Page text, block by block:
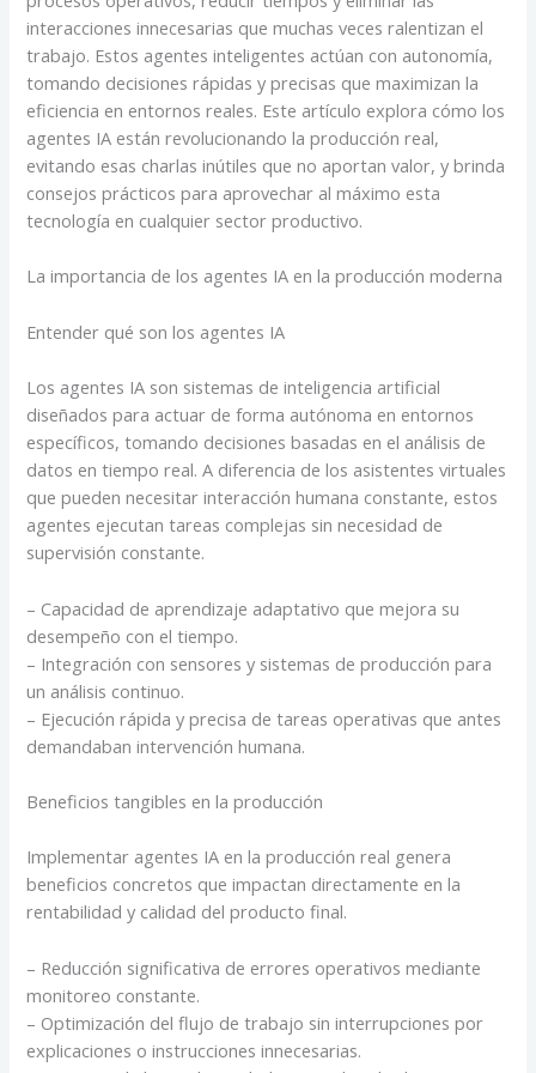
interacciones innecesarias que muchas veces ralentizan el
trabajo. Estos agentes inteligentes actúan con autonomía,
tomando decisiones rápidas y precisas que maximizan la
eficiencia en entornos reales. Este artículo explora cómo los
agentes IA están revolucionando la producción real,
evitando esas charlas inútiles que no aportan valor, y brinda
consejos prácticos para aprovechar al máximo esta
tecnología en cualquier sector productivo.
La importancia de los agentes IA en la producción moderna
Entender qué son los agentes IA
Los agentes IA son sistemas de inteligencia artificial
diseñados para actuar de forma autónoma en entornos
específicos, tomando decisiones basadas en el análisis de
datos en tiempo real. A diferencia de los asistentes virtuales
que pueden necesitar interacción humana constante, estos
agentes ejecutan tareas complejas sin necesidad de
supervisión constante.
– Capacidad de aprendizaje adaptativo que mejora su
desempeño con el tiempo.
– Integración con sensores y sistemas de producción para
un análisis continuo.
– Ejecución rápida y precisa de tareas operativas que antes
demandaban intervención humana.
Beneficios tangibles en la producción
Implementar agentes IA en la producción real genera
beneficios concretos que impactan directamente en la
rentabilidad y calidad del producto final.
– Reducción significativa de errores operativos mediante
monitoreo constante.
– Optimización del flujo de trabajo sin interrupciones por
explicaciones o instrucciones innecesarias.